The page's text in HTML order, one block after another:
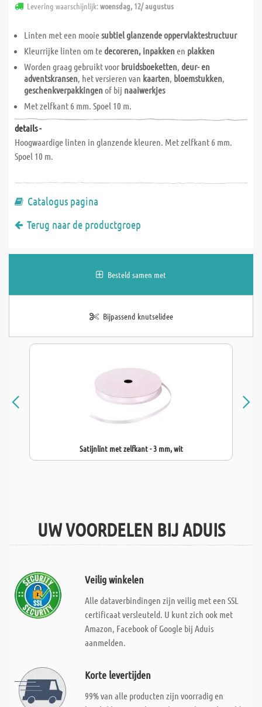
Levering waarschijnlijk:woensdag, 12/ augustus
Linten met een mooiesubtiel glanzende oppervlaktestructuur
Kleurrijke linten om tedecoreren, inpakkenen plakken
Worden graag gebruikt voor bruidsboeketten, deur- en
adventskransen, het versieren van kaarten, bloemstukken,
geschenkverpakkingenof bij naaiwerkjes
Met zelfkant 6 mm. Spoel 10 m.
details -
Hoogwaardige linten in glanzende kleuren. Met zelfkant 6 mm.
Spoel 10 m.
Catalogus pagina
Terug naar de productgroep
Besteld samen met
Bijpassend knutselidee
Satijnlint met zelfkant - 3 mm, wit
UW VOORDELEN BIJ ADUIS
Veilig winkelen
Alle dataverbindingen zijn veilig met een SSL
certificaat versleuteld. U kunt zich ook met
Amazon, Facebook of Google bij Aduis
aanmelden.
Korte levertijden
99% van alle producten zijn voorradig en